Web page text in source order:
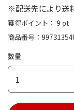
※配送先により送
獲得ポイント： 9 pt
商品番号
数量
1